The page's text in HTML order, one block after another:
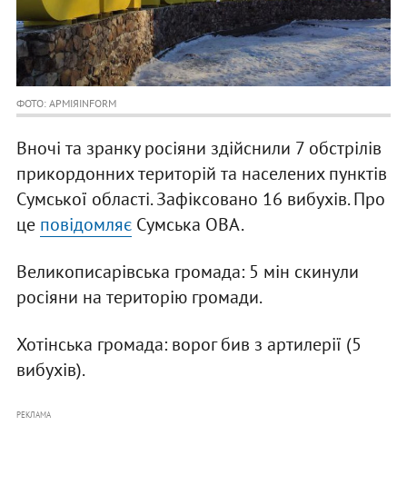
ФОТО: АРМІЯINFORM
Вночі та зранку росіяни здійснили 7 обстрілів
прикордонних територій та населених пунктів
Сумської області. Зафіксовано 16 вибухів. Про
це повідомляєСумська ОВА.
Великописарівська громада: 5 мін скинули
росіяни на територію громади.
Хотінська громада: ворог бив з артилерії (5
вибухів).
РЕКЛАМА